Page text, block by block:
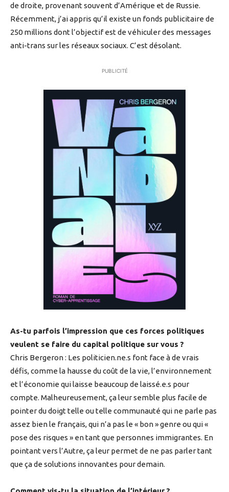
de droite, provenant souvent d’Amérique et de Russie.
Récemment, j’ai appris qu’il existe un fonds publicitaire de
250 millions dont l’objectif est de véhiculer des messages
anti-trans sur les réseaux sociaux. C’est désolant.
PUBLICITÉ
As-tu parfois l’impression que ces forces politiques
veulent se faire du capital politique sur vous ?
Chris Bergeron : Les politicien.ne.s font face à de vrais
défis, comme la hausse du coût de la vie, l’environnement
et l’économie qui laisse beaucoup de laissé.e.s pour
compte. Malheureusement, ça leur semble plus facile de
pointer du doigt telle ou telle communauté qui ne parle pas
assez bien le français, qui n’a pas le « bon » genre ou qui «
pose des risques » en tant que personnes immigrantes. En
pointant vers l’Autre, ça leur permet de ne pas parler tant
que ça de solutions innovantes pour demain.